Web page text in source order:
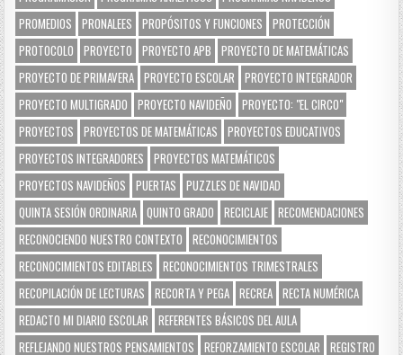
PROMEDIOS
PRONALEES PROPÓSITOS Y FUNCIONES
PROTECCIÓN
PROTOCOLO
PROYECTO PROYECTO APB
PROYECTO DE MATEMÁTICAS
PROYECTO DE PRIMAVERA PROYECTO ESCOLAR
PROYECTO INTEGRADOR
PROYECTO MULTIGRADO
PROYECTO NAVIDEÑO
PROYECTO: "EL CIRCO"
PROYECTOS
PROYECTOS DE MATEMÁTICAS
PROYECTOS EDUCATIVOS
PROYECTOS INTEGRADORES
PROYECTOS MATEMÁTICOS
PROYECTOS NAVIDEÑOS
PUERTAS
PUZZLES DE NAVIDAD
QUINTA SESIÓN ORDINARIA QUINTO GRADO RECICLAJE RECOMENDACIONES
RECONOCIENDO NUESTRO CONTEXTO
RECONOCIMIENTOS
RECONOCIMIENTOS EDITABLES
RECONOCIMIENTOS TRIMESTRALES
RECOPILACIÓN DE LECTURAS
RECORTA Y PEGA RECREA RECTA NUMÉRICA
REDACTO MI DIARIO ESCOLAR
REFERENTES BÁSICOS DEL AULA
REFLEJANDO NUESTROS PENSAMIENTOS
REFORZAMIENTO ESCOLAR
REGISTRO